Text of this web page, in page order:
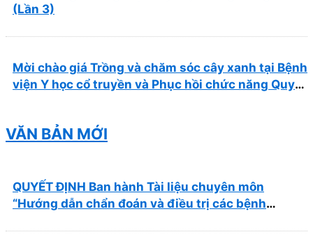
(Lần 3)
Mời chào giá Trồng và chăm sóc cây xanh tại Bệnh
viện Y học cổ truyền và Phục hồi chức năng Quy
VĂN BẢN MỚI
QUYẾT ĐỊNH Ban hành Tài liệu chuyên môn
“Hướng dẫn chẩn đoán và điều trị các bệnh